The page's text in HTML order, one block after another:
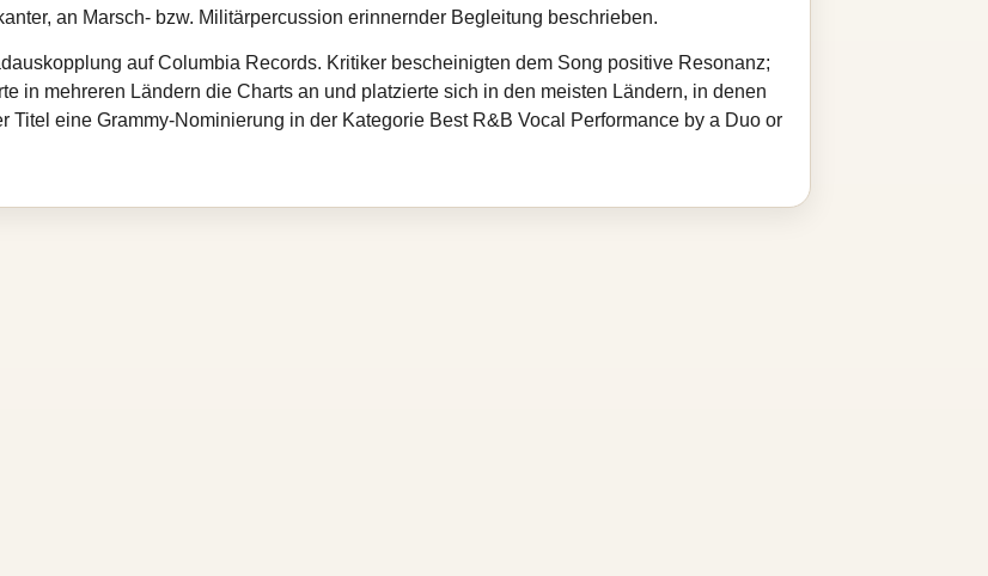
an Marsch- bzw. Militärpercussion erinnernder Begleitung beschrieben.
auf Columbia Records. Kritiker bescheinigten dem Song positive Resonanz;
in mehreren Ländern die Charts an und platzierte sich in den meisten Ländern, in denen
Titel eine Grammy-Nominierung in der Kategorie Best R&B Vocal Performance by a Duo or